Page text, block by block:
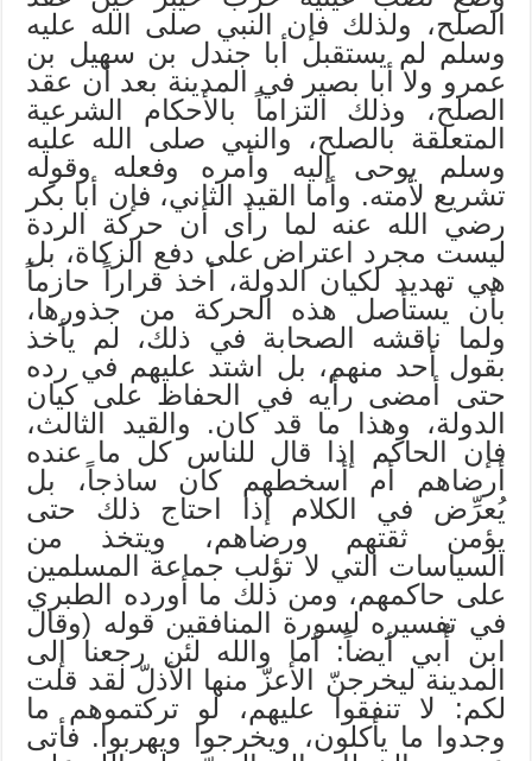
الصلح، ولذلك فإن النبي صلى الله عليه
وسلم لم يستقبل أبا جندل بن سهيل بن
عمرو ولا أبا بصير في المدينة بعد أن عقد
الصلح، وذلك التزاماً بالأحكام الشرعية
المتعلقة بالصلح، والنبي صلى الله عليه
وسلم يوحى إليه وأمره وفعله وقوله
تشريع لأمته. وأما القيد الثاني، فإن أبا بكر
رضي الله عنه لما رأى أن حركة الردة
ليست مجرد اعتراض على دفع الزكاة، بل
هي تهديد لكيان الدولة، أخذ قراراً حازماً
بأن يستأصل هذه الحركة من جذورها،
ولما ناقشه الصحابة في ذلك، لم يأخذ
بقول أحد منهم، بل اشتد عليهم في رده
حتى أمضى رأيه في الحفاظ على كيان
الدولة، وهذا ما قد كان. والقيد الثالث،
فإن الحاكم إذا قال للناس كل ما عنده
أرضاهم أم أسخطهم كان ساذجاً، بل
يُعرِّض في الكلام إذا احتاج ذلك حتى
يؤمن ثقتهم ورضاهم، ويتخذ من
السياسات التي لا تؤلب جماعة المسلمين
على حاكمهم، ومن ذلك ما أورده الطبري
في تفسيره لسورة المنافقين قوله (وقال
ابن أُبي أيضاً: أما والله لئن رجعنا إلى
المدينة ليخرجنّ الأعزّ منها الأذلّ لقد قلت
لكم: لا تنفقوا عليهم، لو تركتموهم ما
وجدوا ما يأكلون، ويخرجوا ويهربوا. فأتى